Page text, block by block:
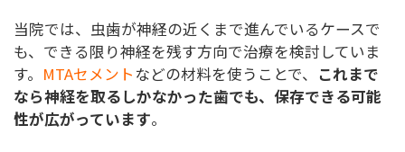
当院では、虫歯が神経の近くまで進んでいるケースで
も、できる限り神経を残す方向で治療を検討していま
す。 MTAセメント などの材料を使うことで、 これまで
なら神経を取るしかなかった歯でも、保存できる可能
性が広がっています。